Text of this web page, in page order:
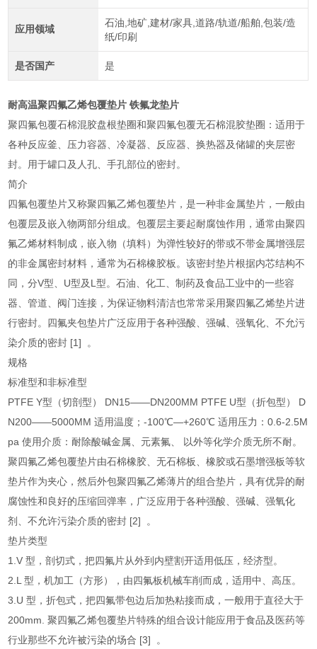
应用领域
石油,地矿,建材/家具,道路/轨道/船舶,包装/造
纸/印刷
是否国产 是
耐高温聚四氟乙烯包覆垫片 铁氟龙垫片
聚四氟包覆石棉混胶盘根垫圈和聚四氟包覆无石棉混胶垫圈：适用于
各种反应釜、压力容器、冷凝器、反应器、换热器及储罐的夹层密
封。用于罐口及人孔、手孔部位的密封。
简介
四氟包覆垫片又称聚四氟乙烯包覆垫片，是一种非金属垫片，一般由
包覆层及嵌入物两部分组成。包覆层主要起耐腐蚀作用，通常由聚四
氟乙烯材料制成，嵌入物（填料）为弹性较好的带或不带金属增强层
的非金属密封材料，通常为石棉橡胶板。该密封垫片根据内芯结构不
同，分V型、U型及L型。石油、化工、制药及食品工业中的一些容
器、管道、阀门连接，为保证物料清洁也常常采用聚四氟乙烯垫片进
行密封。四氟夹包垫片广泛应用于各种强酸、强碱、强氧化、不允污
染介质的密封 [1] 。
规格
标准型和非标准型
PTFE Y型（切剖型） DN15——DN200MM PTFE U型（折包型） D
N200——5000MM 适用温度；-100℃—+260℃ 适用压力：0.6-2.5M
pa 使用介质：耐除酸碱金属、元素氟、 以外等化学介质无所不耐。
聚四氟乙烯包覆垫片由石棉橡胶、无石棉板、橡胶或石墨增强板等软
垫片作为夹心，然后外包聚四氟乙烯薄片的组合垫片，具有优异的耐
腐蚀性和良好的压缩回弹率，广泛应用于各种强酸、强碱、强氧化
剂、不允许污染介质的密封 [2] 。
垫片类型
1.V 型，剖切式，把四氟片从外到内壁割开适用低压，经济型。
2.L 型，机加工（方形），由四氟板机械车削而成，适用中、高压。
3.U 型，折包式，把四氟带包边后加热粘接而成，一般用于直径大于
200mm. 聚四氟乙烯包覆垫片特殊的组合设计能应用于食品及医药等
行业那些不允许被污染的场合 [3] 。